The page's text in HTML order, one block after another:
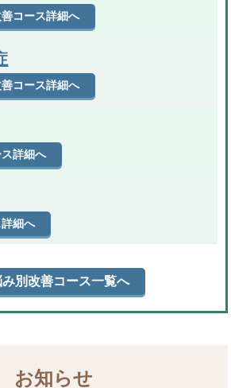
コース詳細へ
コース詳細へ
詳細へ
細へ
み別改善コース一覧へ
お知らせ